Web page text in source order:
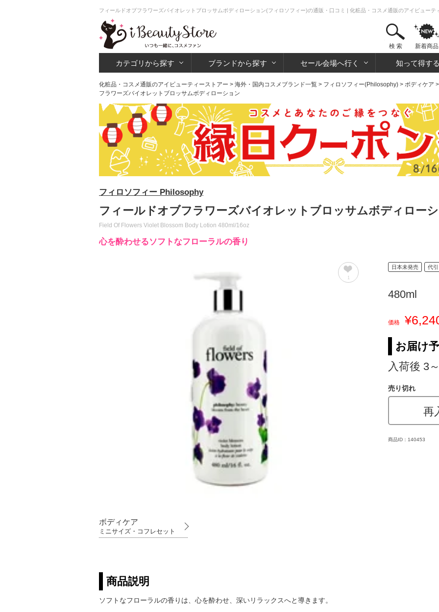
フィールドオブフラワーズバイオレットブロッサムボディローション(フィロソフィー)の通販・口コミ | 化粧品・コスメ通販のアイビューテ
検 索 新着商品
カテゴリから探す ブランドから探す セール会場へ行く 知って得する
化粧品・コスメ通販のアイビューティーストアー > 海外・国内コスメブランド一覧 > フィロソフィー(Philosophy) > ボディケア >
フラワーズバイオレットブロッサムボディローション
フィロソフィー Philosophy
フィールドオブフラワーズバイオレットブロッサムボディロー
Field Of Flowers Violet Blossom Body Lotion 480ml/16oz
心を酔わせるソフトなフローラルの香り
ボディケア
ミニサイズ・コフレセット
日本未発売 代
480ml
価格
お届け
入荷後 3
売り切れ
再
商品ID：140453
商品説明
ソフトなフローラルの香りは、心を酔わせ、深いリラックスへと導きます。